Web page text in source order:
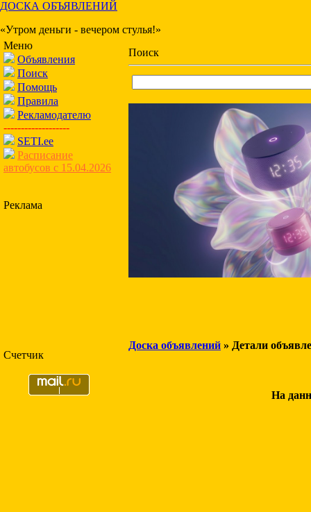
ДОСКА ОБЪЯВЛЕНИЙ
«Утром деньги - вечером стулья!»
Меню
Объявления
Поиск
Помощь
Правила
Рекламодателю
-------------------
SETI.ee
Расписание
автобусов с 15.04.2026
Реклама
Счетчик
Поиск
Доска объявлений » Детали
На